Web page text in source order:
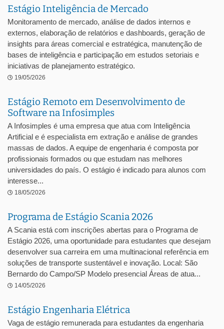
Estágio Inteligência de Mercado
Monitoramento de mercado, análise de dados internos e
externos, elaboração de relatórios e dashboards, geração de
insights para áreas comercial e estratégica, manutenção de
bases de inteligência e participação em estudos setoriais e
iniciativas de planejamento estratégico.
19/05/2026
Estágio Remoto em Desenvolvimento de
Software na Infosimples
A Infosimples é uma empresa que atua com Inteligência
Artificial e é especialista em extração e análise de grandes
massas de dados. A equipe de engenharia é composta por
profissionais formados ou que estudam nas melhores
universidades do país. O estágio é indicado para alunos com
interesse...
18/05/2026
Programa de Estágio Scania 2026
A Scania está com inscrições abertas para o Programa de
Estágio 2026, uma oportunidade para estudantes que desejam
desenvolver sua carreira em uma multinacional referência em
soluções de transporte sustentável e inovação. Local: São
Bernardo do Campo/SP Modelo presencial Áreas de atua...
14/05/2026
Estágio Engenharia Elétrica
Vaga de estágio remunerada para estudantes da engenharia